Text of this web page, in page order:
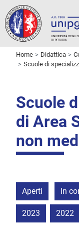
Home Didattica
Scuole di
Scuole
di Area
non
Aperti In
2023 2022